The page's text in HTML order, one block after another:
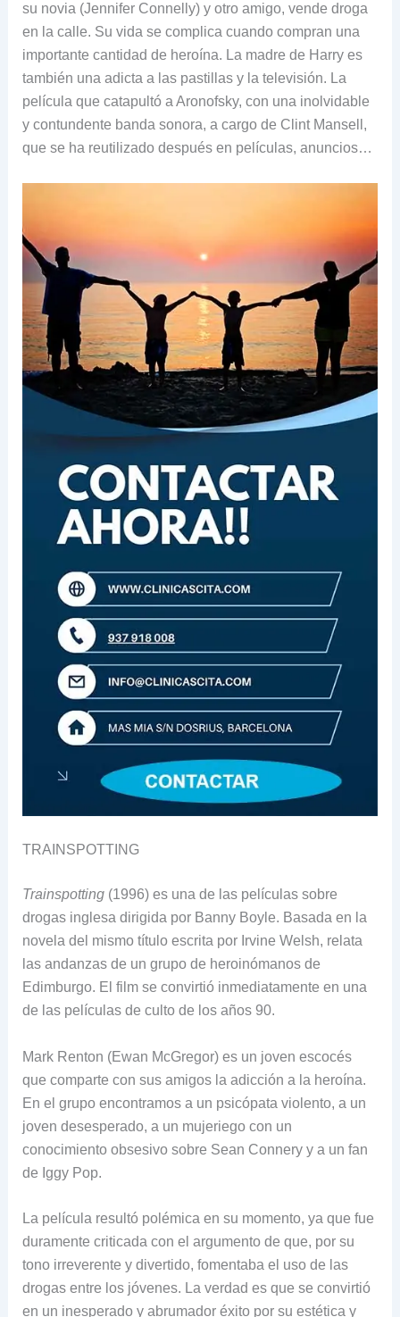
su novia (Jennifer Connelly) y otro amigo, vende droga
en la calle. Su vida se complica cuando compran una
importante cantidad de heroína. La madre de Harry es
también una adicta a las pastillas y la televisión. La
película que catapultó a Aronofsky, con una inolvidable
y contundente banda sonora, a cargo de Clint Mansell,
que se ha reutilizado después en películas, anuncios…
TRAINSPOTTING
Trainspotting(1996) es una de las películas sobre
drogas inglesa dirigida por Banny Boyle. Basada en la
novela del mismo título escrita por Irvine Welsh, relata
las andanzas de un grupo de heroinómanos de
Edimburgo. El film se convirtió inmediatamente en una
de las películas de culto de los años 90.
Mark Renton (Ewan McGregor) es un joven escocés
que comparte con sus amigos la adicción a la heroína.
En el grupo encontramos a un psicópata violento, a un
joven desesperado, a un mujeriego con un
conocimiento obsesivo sobre Sean Connery y a un fan
de Iggy Pop.
La película resultó polémica en su momento, ya que fue
duramente criticada con el argumento de que, por su
tono irreverente y divertido, fomentaba el uso de las
drogas entre los jóvenes. La verdad es que se convirtió
en un inesperado y abrumador éxito por su estética y